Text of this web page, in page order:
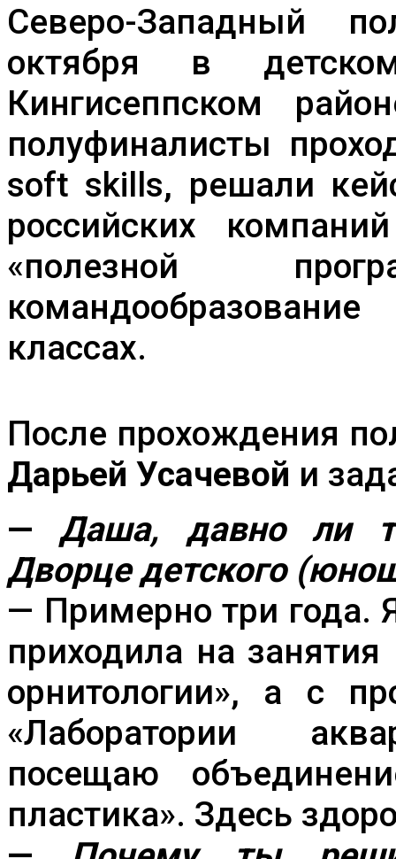
Северо-Западный
октября в
Кингисеппском
полуфиналисты
soft skills, решали
российских
«полезной
классах.
После прохождения
Дарьей Усачевой и
—Даша, давно ли
Дворце детского
— Примерно три года.
приходила на
орнитологии», а с
«Лаборатории
посещаю
пластика». Здесь